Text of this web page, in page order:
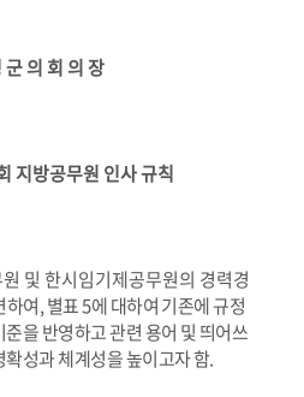
군 의 회 의 장
지방공무원 인사 규칙
및 한시임기제공무원의 경력경
하여,별표5에 대하여 기존에 규정
을 반영하고 관련 용어 및 띄어쓰
성과 체계성을 높이고자 함.